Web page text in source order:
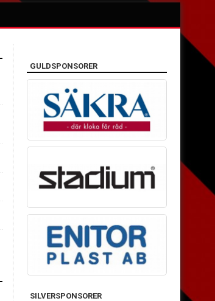
GULDSPONSORER
SILVERSPONSORER